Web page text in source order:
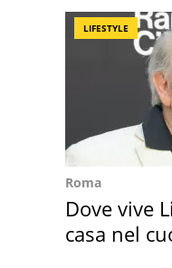
LIFESTYLE
Roma
Dove vive
casa nel